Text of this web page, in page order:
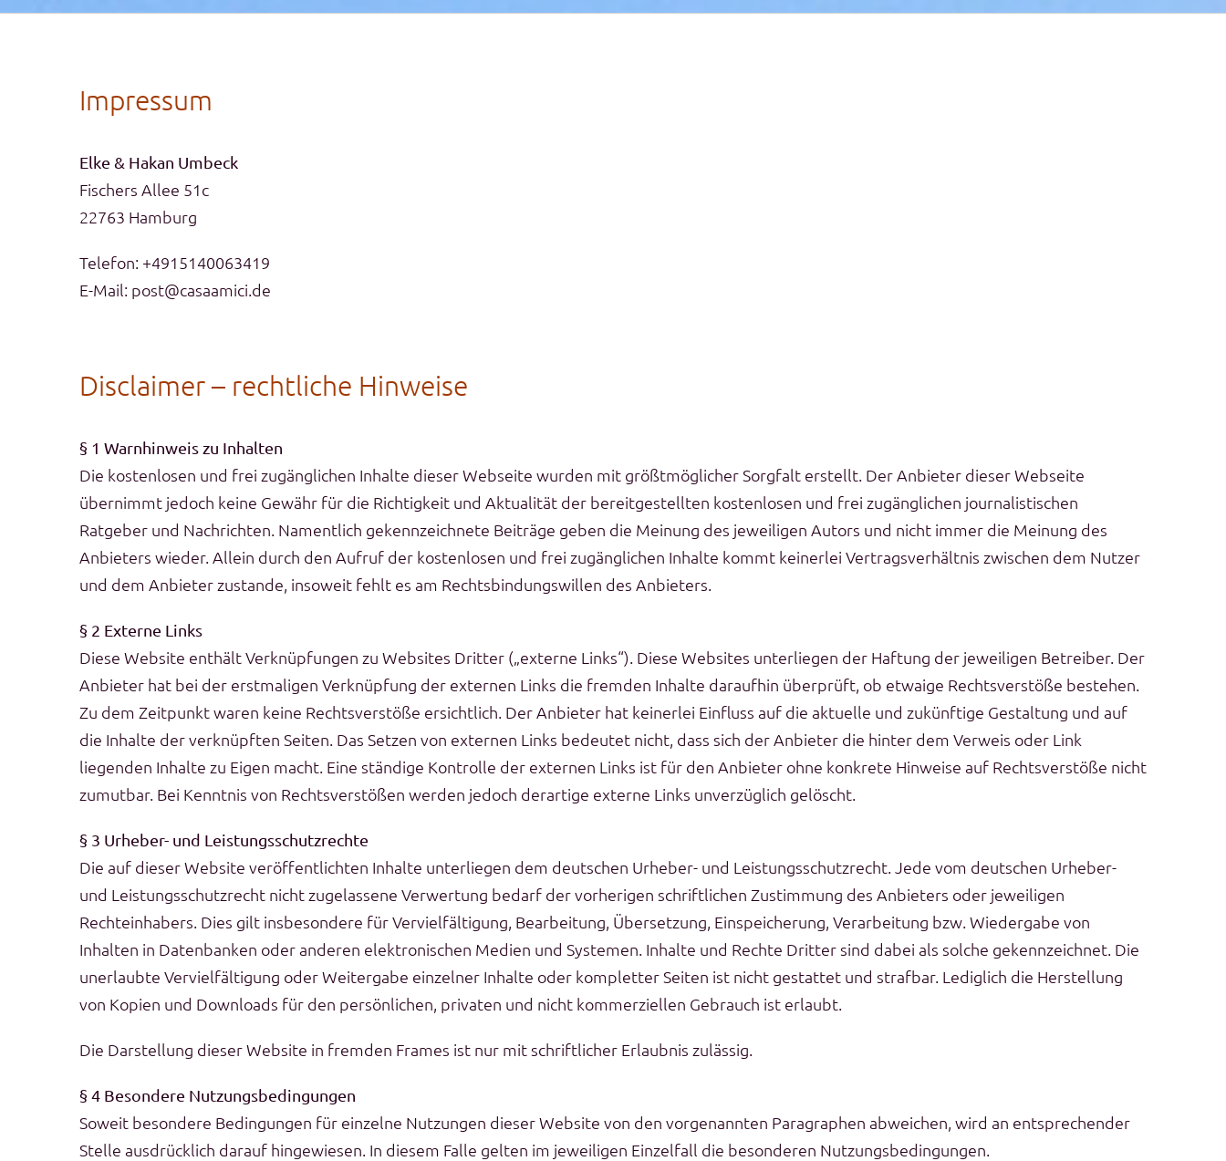
Impressum
Elke & Hakan Umbeck
Fischers Allee 51c
22763 Hamburg
Telefon: +4915140063419
E-Mail: post@casaamici.de
Disclaimer – rechtliche Hinweise
§ 1 Warnhinweis zu Inhalten
Die kostenlosen und frei zugänglichen Inhalte dieser Webseite wurden mit größtmöglicher Sorgfalt erstellt. Der Anbieter dieser Webseite
übernimmt jedoch keine Gewähr für die Richtigkeit und Aktualität der bereitgestellten kostenlosen und frei zugänglichen journalistischen
Ratgeber und Nachrichten. Namentlich gekennzeichnete Beiträge geben die Meinung des jeweiligen Autors und nicht immer die Meinung des
Anbieters wieder. Allein durch den Aufruf der kostenlosen und frei zugänglichen Inhalte kommt keinerlei Vertragsverhältnis zwischen dem Nutzer
und dem Anbieter zustande, insoweit fehlt es am Rechtsbindungswillen des Anbieters.
§ 2 Externe Links
Diese Website enthält Verknüpfungen zu Websites Dritter („externe Links“). Diese Websites unterliegen der Haftung der jeweiligen Betreiber. Der
Anbieter hat bei der erstmaligen Verknüpfung der externen Links die fremden Inhalte daraufhin überprüft, ob etwaige Rechtsverstöße bestehen.
Zu dem Zeitpunkt waren keine Rechtsverstöße ersichtlich. Der Anbieter hat keinerlei Einfluss auf die aktuelle und zukünftige Gestaltung und auf
die Inhalte der verknüpften Seiten. Das Setzen von externen Links bedeutet nicht, dass sich der Anbieter die hinter dem Verweis oder Link
liegenden Inhalte zu Eigen macht. Eine ständige Kontrolle der externen Links ist für den Anbieter ohne konkrete Hinweise auf Rechtsverstöße nicht
zumutbar. Bei Kenntnis von Rechtsverstößen werden jedoch derartige externe Links unverzüglich gelöscht.
§ 3 Urheber- und Leistungsschutzrechte
Die auf dieser Website veröffentlichten Inhalte unterliegen dem deutschen Urheber- und Leistungsschutzrecht. Jede vom deutschen Urheber-
und Leistungsschutzrecht nicht zugelassene Verwertung bedarf der vorherigen schriftlichen Zustimmung des Anbieters oder jeweiligen
Rechteinhabers. Dies gilt insbesondere für Vervielfältigung, Bearbeitung, Übersetzung, Einspeicherung, Verarbeitung bzw. Wiedergabe von
Inhalten in Datenbanken oder anderen elektronischen Medien und Systemen. Inhalte und Rechte Dritter sind dabei als solche gekennzeichnet. Die
unerlaubte Vervielfältigung oder Weitergabe einzelner Inhalte oder kompletter Seiten ist nicht gestattet und strafbar. Lediglich die Herstellung
von Kopien und Downloads für den persönlichen, privaten und nicht kommerziellen Gebrauch ist erlaubt.
Die Darstellung dieser Website in fremden Frames ist nur mit schriftlicher Erlaubnis zulässig.
§ 4 Besondere Nutzungsbedingungen
Soweit besondere Bedingungen für einzelne Nutzungen dieser Website von den vorgenannten Paragraphen abweichen, wird an entsprechender
Stelle ausdrücklich darauf hingewiesen. In diesem Falle gelten im jeweiligen Einzelfall die besonderen Nutzungsbedingungen.